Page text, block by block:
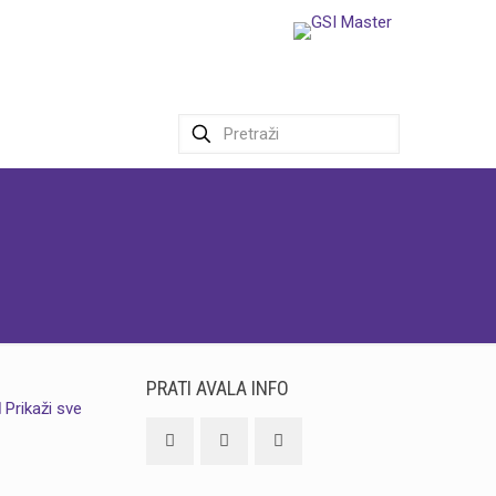
Prikaži sve
PRATI AVALA INFO